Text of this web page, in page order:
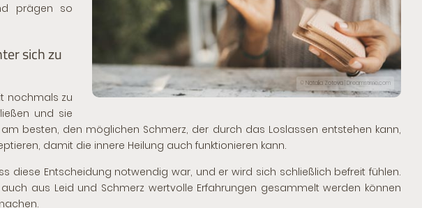
© Natalia Zotova | Dreamstime.com
prägen so
sich zu
nochmals zu
und sie
besten, den möglichen Schmerz, der durch das Loslassen entstehen kann,
damit die innere Heilung auch funktionieren kann.
diese Entscheidung notwendig war, und er wird sich schließlich befreit fühlen.
aus Leid und Schmerz wertvolle Erfahrungen gesammelt werden können